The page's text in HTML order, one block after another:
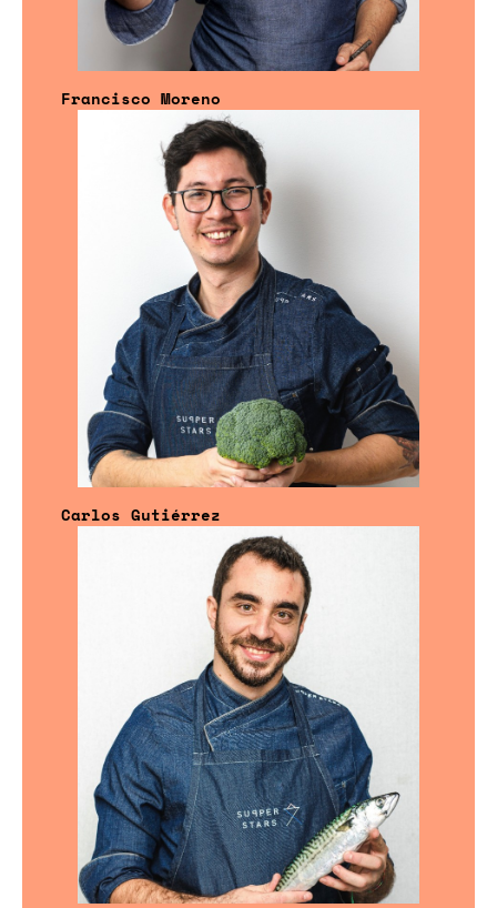
Francisco Moreno
Carlos Gutiérrez